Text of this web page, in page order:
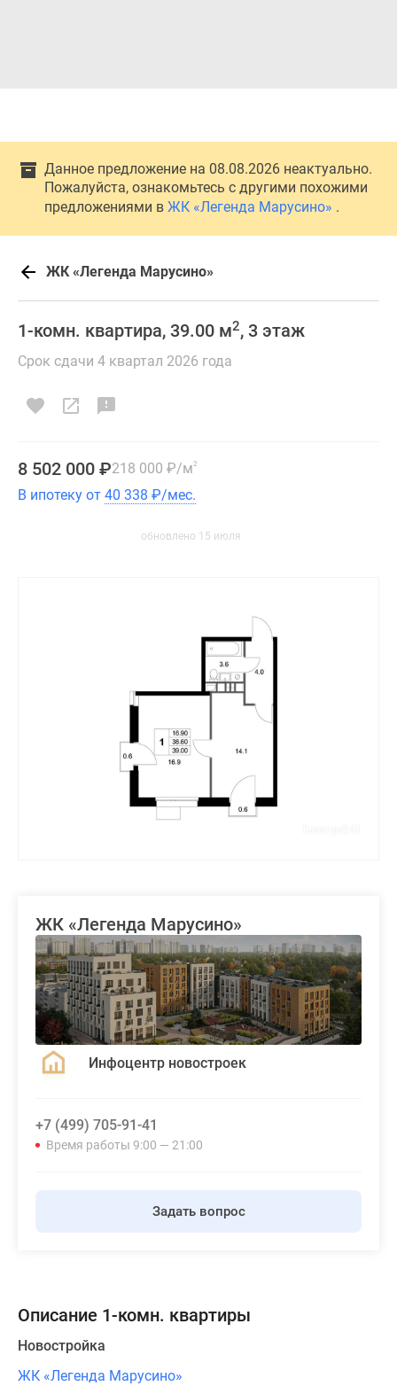
Данное предложение на 08.08.2026 неактуально.
Пожалуйста, ознакомьтесь с другими похожими
предложениями в ЖК «Легенда Марусино» .
ЖК «Легенда Марусино»
1-комн. квартира, 39.00 м2, 3 этаж
Срок сдачи 4 квартал 2026 года
8 502 000 ₽218 000 ₽/м2
В ипотеку от 40 338 ₽/мес.
обновлено 15 июля
ЖК «Легенда Марусино»
Инфоцентр новостроек
+7 (499) 705-91-41
Время работы 9:00 — 21:00
Задать вопрос
Описание 1-комн. квартиры
Новостройка
ЖК «Легенда Марусино»